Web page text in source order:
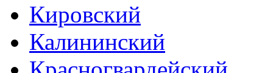
Кировский
Калининский